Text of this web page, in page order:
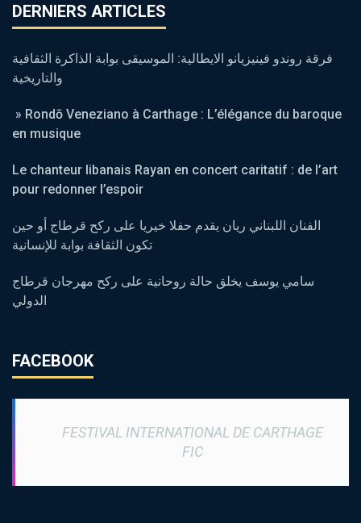
DERNIERS ARTICLES
فرقة روندو فينيزيانو الايطالية: الموسيقى بوابة الذاكرة الثقافية
والتاريخية
» Rondō Veneziano à Carthage : L’élégance du baroque
en musique
Le chanteur libanais Rayan en concert caritatif : de l’art
pour redonner l’espoir
الفنان اللبناني ريان يقدم حفلا خيريا على ركح قرطاج أو حين
تكون الثقافة بوابة للإنسانية
سامي يوسف يخلق حالة روحانية على ركح مهرجان قرطاج
الدولي
FACEBOOK
FESTIVAL INTERNATIONAL DE CARTHAGE
FIC